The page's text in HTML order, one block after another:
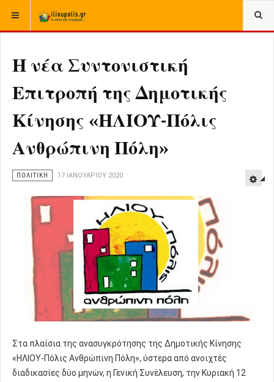
ΒΡΊΣΚΕΣΤΕ ΕΔΏ: ΑΡΧΙΚΉ
Η νέα Συντονιστική
Επιτροπή της Δημοτικής
Κίνησης «ΗΛΙΟΥ-Πόλις
Ανθρώπινη Πόλη»
ΠΟΛΙΤΙΚΗ 17 ΙΑΝΟΥΑΡΊΟΥ 2020
Στα πλαίσια της ανασυγκρότησης της Δημοτικής Κίνησης
«ΗΛΙΟΥ-Πόλις Ανθρώπινη Πόλη», ύστερα από ανοιχτές
διαδικασίες δύο μηνών, η Γενική Συνέλευση, την Κυριακή 12